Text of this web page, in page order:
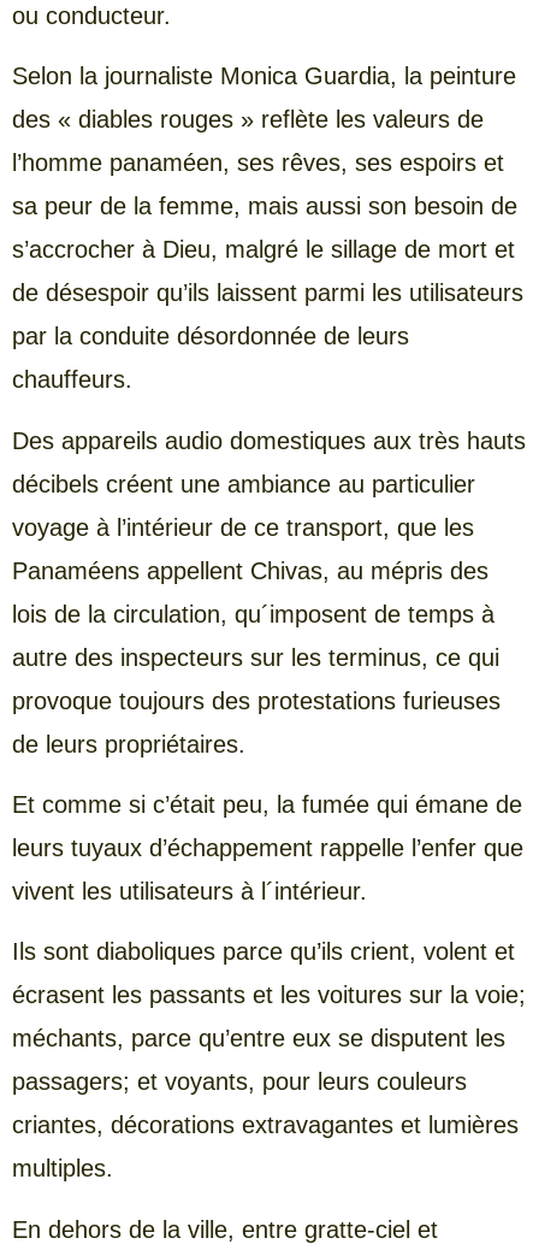
ou conducteur.
Selon la journaliste Monica Guardia, la peinture
des « diables rouges » reflète les valeurs de
l’homme panaméen, ses rêves, ses espoirs et
sa peur de la femme, mais aussi son besoin de
s’accrocher à Dieu, malgré le sillage de mort et
de désespoir qu’ils laissent parmi les utilisateurs
par la conduite désordonnée de leurs
chauffeurs.
Des appareils audio domestiques aux très hauts
décibels créent une ambiance au particulier
voyage à l’intérieur de ce transport, que les
Panaméens appellent Chivas, au mépris des
lois de la circulation, qu´imposent de temps à
autre des inspecteurs sur les terminus, ce qui
provoque toujours des protestations furieuses
de leurs propriétaires.
Et comme si c’était peu, la fumée qui émane de
leurs tuyaux d’échappement rappelle l’enfer que
vivent les utilisateurs à l´intérieur.
Ils sont diaboliques parce qu’ils crient, volent et
écrasent les passants et les voitures sur la voie;
méchants, parce qu’entre eux se disputent les
passagers; et voyants, pour leurs couleurs
criantes, décorations extravagantes et lumières
multiples.
En dehors de la ville, entre gratte-ciel et